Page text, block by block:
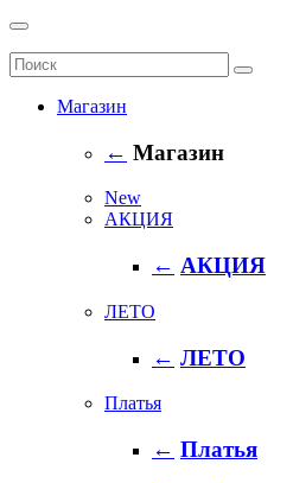
Магазин
← Магазин
New
АКЦИЯ
← АКЦИЯ
ЛЕТО
← ЛЕТО
Платья
← Платья